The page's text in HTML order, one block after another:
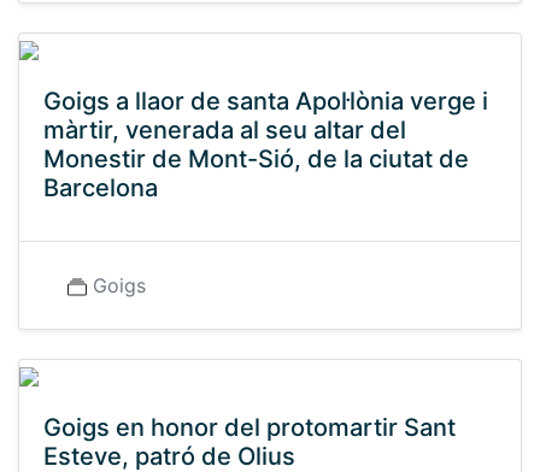
Goigs a llaor de santa Apol·lònia verge i
màrtir, venerada al seu altar del
Monestir de Mont-Sió, de la ciutat de
Barcelona
Goigs
Goigs en honor del protomartir Sant
Esteve, patró de Olius